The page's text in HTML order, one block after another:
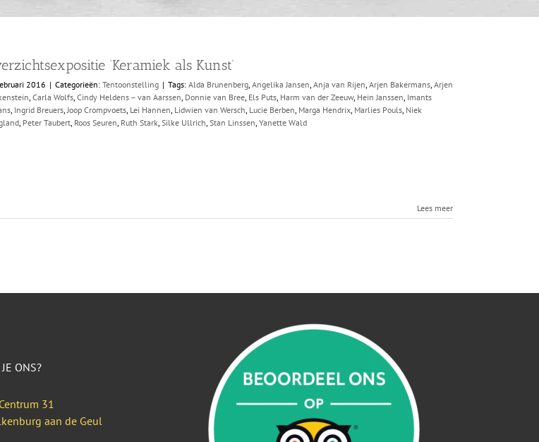
‘Keramiek als Kunst’
2016 | Categorieën: Tentoonstelling | Tags: Alda Brunenberg Angelika Jansen Anja van Rijen Arjen Bakermans Arjen
Carla Wolfs Cindy Heldens – van Aarssen Donnie van Bree Els Puts Harm van der Zeeuw, Hein Janssen Imants
Ingrid Breuers Joop Crompvoets Lei Hannen Lidwien van Wersch Lucie Berben Marga Hendrix Marlies Pouls Niek
Peter Taubert Roos Seuren Ruth Stark Silke Ullrich Stan Linssen Yanette Wald
Lees meer
ONS?
31
aan de Geul